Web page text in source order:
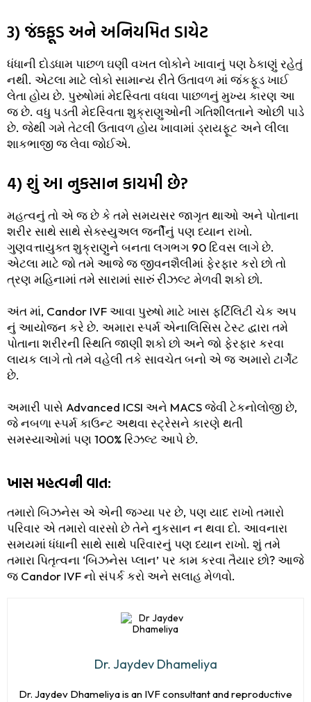
3) જંકફૂડ અને અનિયમિત ડાયેટ
ધંધાની દોડધામ પાછળ ઘણી વખત લોકોને ખાવાનું પણ ઠેકાણું રહેતું
નથી. એટલા માટે લોકો સામાન્ય રીતે ઉતાવળ માં જંકફૂડ ખાઈ
લેતા હોય છે. પુરુષોમાં મેદસ્વિતા વધવા પાછળનું મુખ્ય કારણ આ
જ છે. વધુ પડતી મેદસ્વિતા શુક્રાણુઓની ગતિશીલતાને ઓછી પાડે
છે. જેથી ગમે તેટલી ઉતાવળ હોય ખાવામાં ડ્રાયફૂટ અને લીલા
શાકભાજી જ લેવા જોઈએ.
4) શું આ નુકસાન કાયમી છે?
મહત્વનું તો એ જ છે કે તમે સમયસર જાગૃત થાઓ અને પોતાના
શરીર સાથે સાથે સેક્સ્યુઅલ જર્નીનું પણ ધ્યાન રાખો.
ગુણવત્તાયુક્ત શુક્રાણુને બનતા લગભગ 90 દિવસ લાગે છે.
એટલા માટે જો તમે આજે જ જીવનશૈલીમાં ફેરફાર કરો છો તો
ત્રણ મહિનામાં તમે સારામાં સારું રીઝલ્ટ મેળવી શકો છો.
અંત માં, Candor IVF આવા પુરુષો માટે ખાસ ફર્ટિલિટી ચેક અપ
નું આયોજન કરે છે. અમારા સ્પર્મ એનાલિસિસ ટેસ્ટ દ્વારા તમે
પોતાના શરીરની સ્થિતિ જાણી શકો છો અને જો ફેરફાર કરવા
લાયક લાગે તો તમે વહેલી તકે સાવચેત બનો એ જ અમારો ટાર્ગેટ
છે.
અમારી પાસે Advanced ICSI અને MACS જેવી ટેકનોલોજી છે,
જે નબળા સ્પર્મ કાઉન્ટ અથવા સ્ટ્રેસને કારણે થતી
સમસ્યાઓમાં પણ 100% રિઝલ્ટ આપે છે.
ખાસ મહત્વની વાત:
તમારો બિઝનેસ એ એની જગ્યા પર છે, પણ યાદ રાખો તમારો
પરિવાર એ તમારો વારસો છે તેને નુકસાન ન થવા દો. આવનારા
સમયમાં ધંધાની સાથે સાથે પરિવારનું પણ ધ્યાન રાખો. શું તમે
તમારા પિતૃત્વના ‘બિઝનેસ પ્લાન’ પર કામ કરવા તૈયાર છો? આજે
જ Candor IVF નો સંપર્ક કરો અને સલાહ મેળવો.
Dr. Jaydev Dhameliya
Dr. Jaydev Dhameliya is an IVF consultant and reproductive